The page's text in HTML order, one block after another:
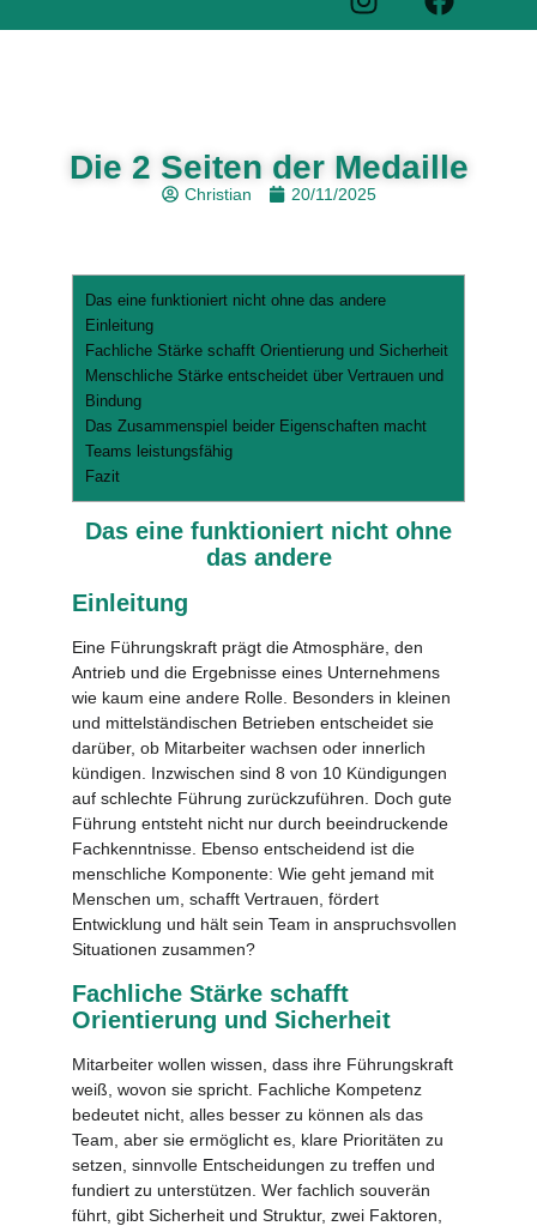
Die 2 Seiten der Medaille
Christian 20/11/2025
Das eine funktioniert nicht ohne das andere
Einleitung
Fachliche Stärke schafft Orientierung und Sicherheit
Menschliche Stärke entscheidet über Vertrauen und
Bindung
Das Zusammenspiel beider Eigenschaften macht
Teams leistungsfähig
Fazit
Das eine funktioniert nicht ohne
das andere
Einleitung
Eine Führungskraft prägt die Atmosphäre, den
Antrieb und die Ergebnisse eines Unternehmens
wie kaum eine andere Rolle. Besonders in kleinen
und mittelständischen Betrieben entscheidet sie
darüber, ob Mitarbeiter wachsen oder innerlich
kündigen. Inzwischen sind 8 von 10 Kündigungen
auf schlechte Führung zurückzuführen. Doch gute
Führung entsteht nicht nur durch beeindruckende
Fachkenntnisse. Ebenso entscheidend ist die
menschliche Komponente: Wie geht jemand mit
Menschen um, schafft Vertrauen, fördert
Entwicklung und hält sein Team in anspruchsvollen
Situationen zusammen?
Fachliche Stärke schafft
Orientierung und Sicherheit
Mitarbeiter wollen wissen, dass ihre Führungskraft
weiß, wovon sie spricht. Fachliche Kompetenz
bedeutet nicht, alles besser zu können als das
Team, aber sie ermöglicht es, klare Prioritäten zu
setzen, sinnvolle Entscheidungen zu treffen und
fundiert zu unterstützen. Wer fachlich souverän
führt, gibt Sicherheit und Struktur, zwei Faktoren,